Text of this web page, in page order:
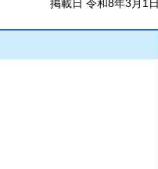
掲載日 令和8年3月1日